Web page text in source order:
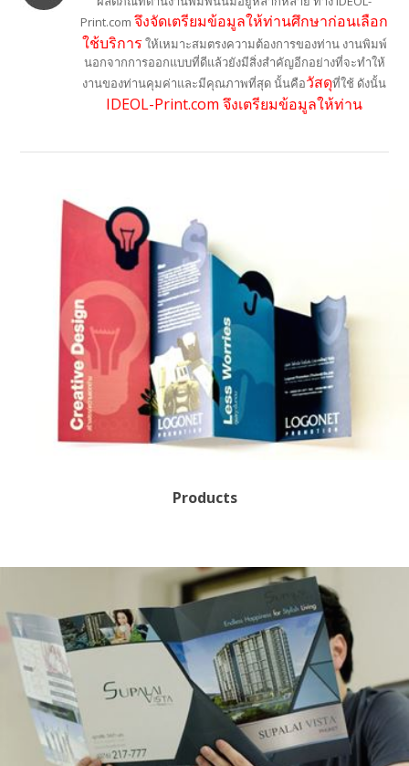
Print.com จึงจัดเตรียมข้อมูลให้ท่านศึกษาก่อนเลือก
ใช้บริการ ให้เหมาะสมตรงความต้องการของท่าน งานพิมพ์
นอกจากการออกแบบที่ดีแล้วยังมีสิ่งสำคัญอีกอย่างที่จะทำให้
งานของท่านคุมค่าและมีคุณภาพที่สุด นั้นคือวัสดุที่ใช้ ดังนั้น
IDEOL-Print.com จึงเตรียมข้อมูลให้ท่าน
Products